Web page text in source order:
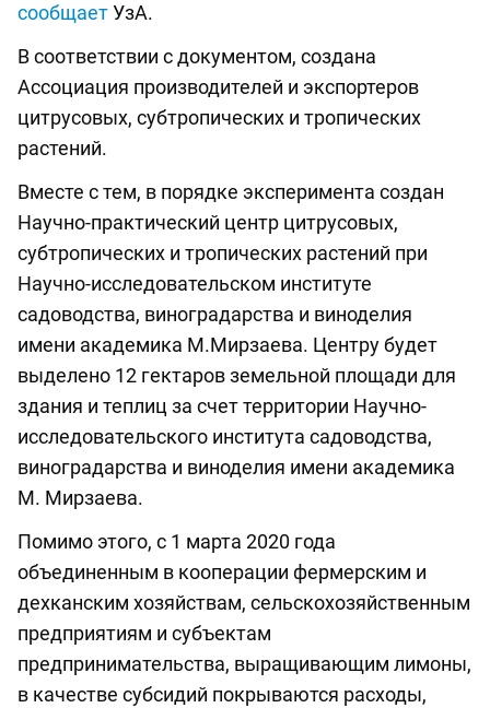
сообщаетУзА.
В соответствии с документом, создана
Ассоциация производителей и экспортеров
цитрусовых, субтропических и тропических
растений.
Вместе с тем, в порядке эксперимента создан
Научно-практический центр цитрусовых,
субтропических и тропических растений при
Научно-исследовательском институте
садоводства, виноградарства и виноделия
имени академика М.Мирзаева. Центру будет
выделено 12 гектаров земельной площади для
здания и теплиц за счет территории Научно-
исследовательского института садоводства,
виноградарства и виноделия имени академика
М. Мирзаева.
Помимо этого, с 1 марта 2020 года
объединенным в кооперации фермерским и
дехканским хозяйствам, сельскохозяйственным
предприятиям и субъектам
предпринимательства, выращивающим лимоны,
в качестве субсидий покрываются расходы,